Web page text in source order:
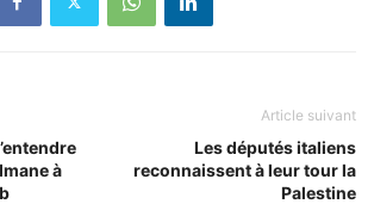
à
Article suivant
Les députés italiens
reconnaissent à leur tour la
Palestine